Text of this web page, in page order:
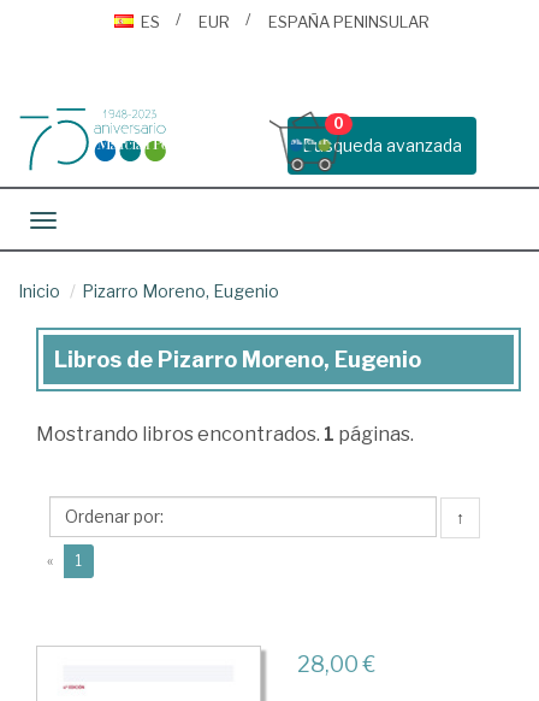
ES
EUR ESPAÑA PENINSULAR
Busqueda avanzada
0
Toggle navigation
Inicio Pizarro Moreno, Eugenio
Libros
Pizarro
Eugenio
Libros de Pizarro Moreno, Eugenio
Mostrando libros encontrados. 1 páginas.
↑
« 1
28,00 €